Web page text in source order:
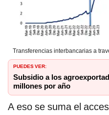
Transferencias interbancarias a
PUEDES VER:
Subsidio a los
millones por año
A eso se suma el